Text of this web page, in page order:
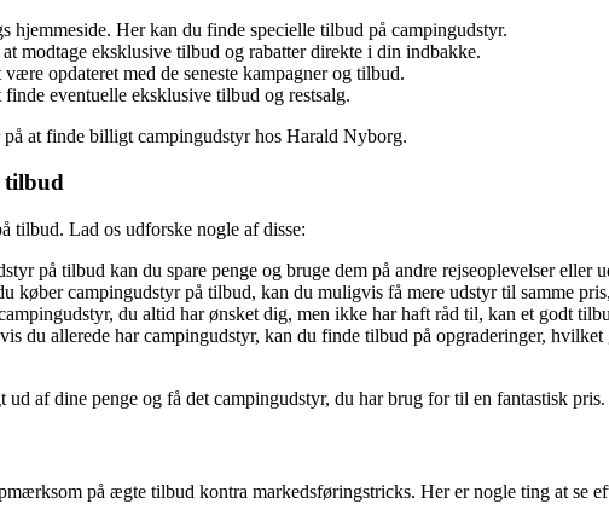
hjemmeside. Her kan du finde specielle tilbud på campingudstyr.
modtage eksklusive tilbud og rabatter direkte i din indbakke.
opdateret med de seneste kampagner og tilbud.
eventuelle eksklusive tilbud og restsalg.
at finde billigt campingudstyr hos Harald Nyborg.
tilbud
tilbud. Lad os udforske nogle af disse:
på tilbud kan du spare penge og bruge dem på andre rejseoplevelser eller
køber campingudstyr på tilbud, kan du muligvis få mere udstyr til samme
du altid har ønsket dig, men ikke har haft råd til, kan et godt
du allerede har campingudstyr, kan du finde tilbud på opgraderinger,
af dine penge og få det campingudstyr, du har brug for til en fantastisk pris.
på ægte tilbud kontra markedsføringstricks. Her er nogle ting at se